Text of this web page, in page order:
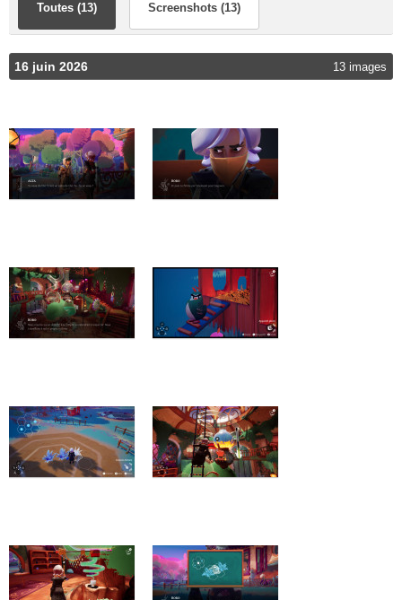
Toutes (13) Screenshots (13)
16 juin 2026 13 images